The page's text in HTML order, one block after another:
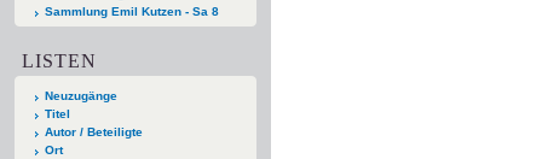
Sammlung Emil Kutzen - Sa 8
LISTEN
Neuzugänge
Titel
Autor / Beteiligte
Ort